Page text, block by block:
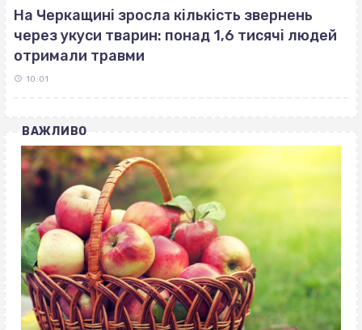
На Черкащині зросла кількість звернень
через укуси тварин: понад 1,6 тисячі людей
отримали травми
10:01
ВАЖЛИВО